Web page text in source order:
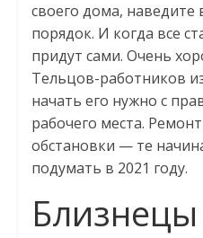
своего дома, наведите
порядок. И когда все
придут сами. Очень
Тельцов-работников
начать его нужно с
рабочего места.
обстановки — те
подумать в 2021 году.
Близнецы